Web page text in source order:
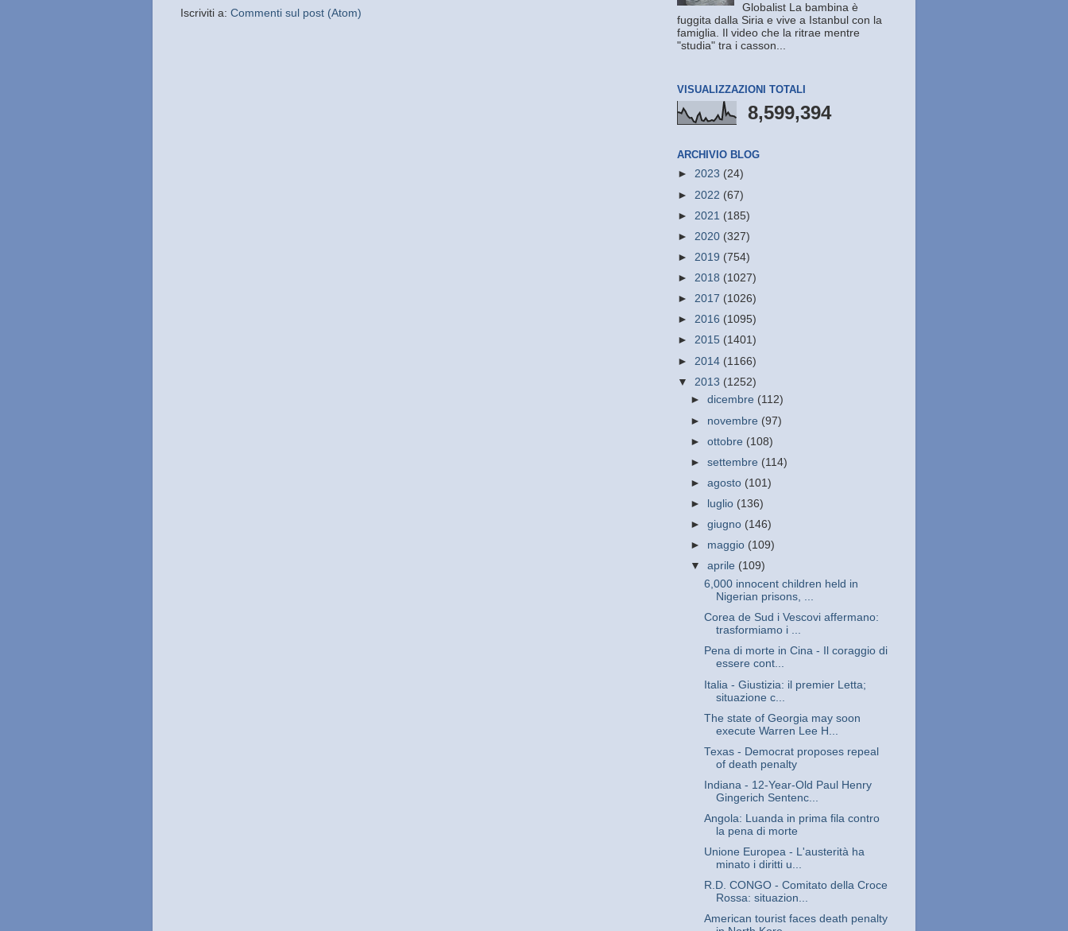
Iscriviti a: Commenti sul post (Atom)
Globalist La bambina è
fuggita dalla Siria e vive a Istanbul con la
famiglia. Il video che la ritrae mentre
"studia" tra i casson...
VISUALIZZAZIONI TOTALI
8,599,394
ARCHIVIO BLOG
► 2023 (24)
► 2022 (67)
► 2021 (185)
► 2020 (327)
► 2019 (754)
► 2018 (1027)
► 2017 (1026)
► 2016 (1095)
► 2015 (1401)
► 2014 (1166)
▼ 2013 (1252)
►dicembre (112)
► novembre (97)
►ottobre (108)
►settembre (114)
►agosto (101)
►
luglio (136)
►giugno (146)
► maggio (109)
▼aprile (109)
6,000 innocent children held in
Nigerian prisons, ...
Corea de Sud i Vescovi affermano:
trasformiamo i ...
Pena di morte in Cina - Il coraggio di
essere cont...
Italia - Giustizia: il premier Letta;
situazione c...
The state of Georgia may soon
execute Warren Lee H...
Texas - Democrat proposes repeal
of death penalty
Indiana - 12-Year-Old Paul Henry
Gingerich Sentenc...
Angola: Luanda in prima fila contro
la pena di morte
Unione Europea - L'austerità ha
minato i diritti u...
R.D. CONGO - Comitato della Croce
Rossa: situazion...
American tourist faces death penalty